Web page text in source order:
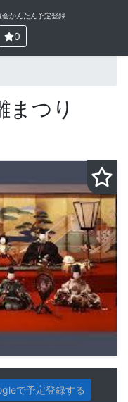
かんたん予定登録
0
まつり
で予定登録する